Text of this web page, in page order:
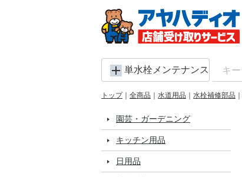
単水栓メンテナンス部品
トップ
全商品 水道用品 水栓補修部品
園芸・ガーデニング
キッチン用品
日用品